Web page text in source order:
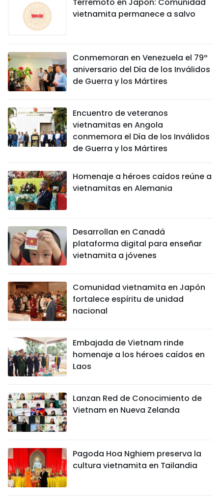
vietnamita permanece a salvo
Conmemoran en Venezuela el 79º
aniversario del Día de los Inválidos
de Guerra y los Mártires
Encuentro de veteranos
vietnamitas en Angola
conmemora el Día de los Inválidos
de Guerra y los Mártires
Homenaje a héroes caídos reúne a
vietnamitas en Alemania
Desarrollan en Canadá
plataforma digital para enseñar
vietnamita a jóvenes
Comunidad vietnamita en Japón
fortalece espíritu de unidad
nacional
Embajada de Vietnam rinde
homenaje a los héroes caídos en
Laos
Lanzan Red de Conocimiento de
Vietnam en Nueva Zelanda
Pagoda Hoa Nghiem preserva la
cultura vietnamita en Tailandia